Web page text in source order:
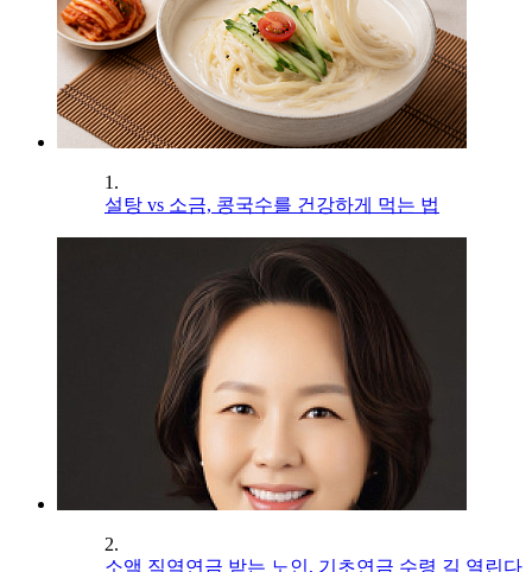
1.
설탕 vs 소금, 콩국수를 건강하게 먹는 법
2.
소액 직역연금 받는 노인, 기초연금 수령 길 열린다